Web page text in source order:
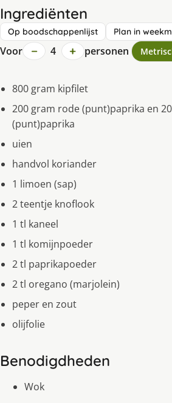
Ingrediënten
Op boodschappenlijst Plan in
Voor − 4 + personen
800 gram kipfilet
200 gram rode (punt)paprika en
(punt)paprika
uien
handvol koriander
1 limoen (sap)
2 teentje knoflook
1 tl kaneel
1 tl komijnpoeder
2 tl paprikapoeder
2 tl oregano (marjolein)
peper en zout
olijfolie
Benodigdheden
Wok